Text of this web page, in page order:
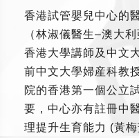
香港試管嬰兒中心的
（林淑儀醫生–澳大
香港大學講師及中文
前中文大學婦産科教
院的香港第一個公立
要，中心亦有註冊中
理提升生育能力 (黃